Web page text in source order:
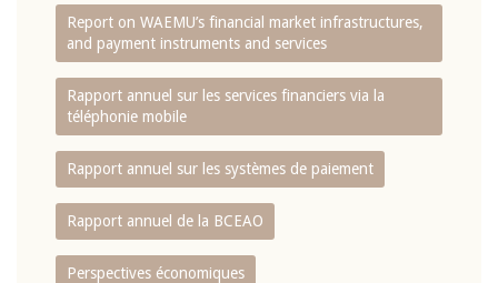
Report on WAEMU’s financial market infrastructures,
and payment instruments and services
Rapport annuel sur les services financiers via la
téléphonie mobile
Rapport annuel sur les systèmes de paiement
Rapport annuel de la BCEAO
Perspectives économiques